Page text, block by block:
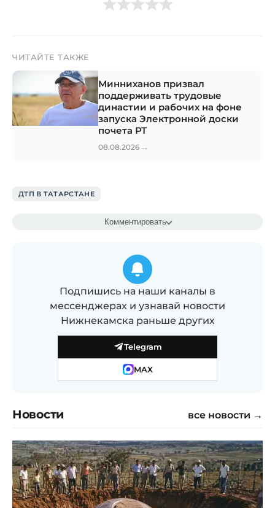
ЧИТАЙТЕ ТАКЖЕ
Минниханов призвал
поддерживать трудовые
династии и рабочих на фоне
запуска Электронной доски
почета РТ
08.08.2026 →
ДТП В ТАТАРСТАНЕ
Комментировать
Подпишись на наши каналы в
мессенджерах и узнавай новости
Нижнекамска раньше других
Telegram
MAX
Новости все новости →